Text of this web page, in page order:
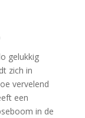
gelukkig
zich in
vervelend
een
in de